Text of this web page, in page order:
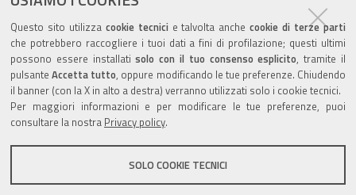
Questo sito utilizza cookie tecnici e talvolta anchecookie di terze parti
che potrebbero raccogliere i tuoi dati a fini di profilazione; questi ultimi
possono essere installatisolo con il tuo consenso esplicito, tramite il
pulsanteAccetta tutto, oppure modificando le tue preferenze. Chiudendo
il banner (con la X in alto a destra) verranno utilizzati solo i cookie tecnici.
Per maggiori informazioni e per modificare le tue preferenze, puoi
consultare la nostra Privacy policy.
SOLO COOKIE TECNICI
Trasparenza
Amministrazione trasparente
Note legali e copyright
Privacy e cookie
Gestisci i cookie
Dichiarazione di accessibilità